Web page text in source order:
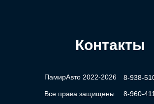
Контакты
ПамирАвто 2022-2026
Все права защищены
8-938-
8-960-